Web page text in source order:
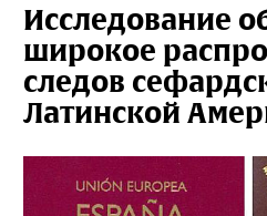
Исследование
широкое
следов
Латинской